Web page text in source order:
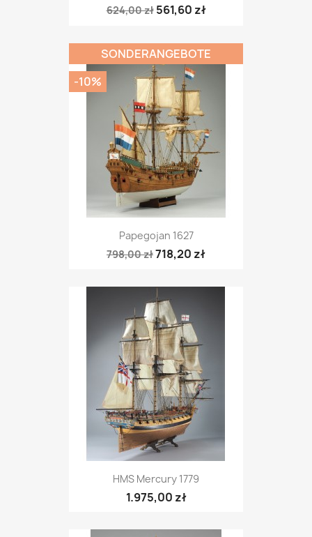
624,00 zł 561,60 zł
Papegojan 1627
798,00 zł718,20 zł
SONDERANGEBOTE
-10%
HMS Mercury 1779
1.975,00 zł